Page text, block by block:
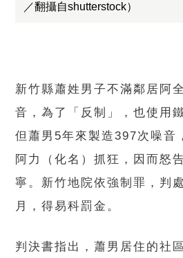
／翻攝自shutterstock）
新竹縣蕭姓男子不滿鄰居阿
音，為了「反制」，也使用
但蕭男5年來製造397次噪音
阿力（化名）抓狂，因而怒
寧。新竹地院依強制罪，判
月，得易科罰金。
判決書指出，蕭男居住的社